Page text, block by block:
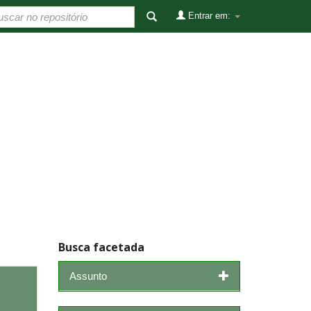
Entrar em:
Busca facetada
Assunto